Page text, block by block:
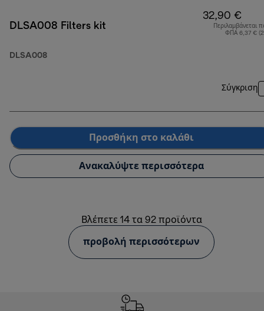
DLSA008 Filters kit
DLSA008
32,90 €
Περιλαμβάνεται
ΦΠΑ 6,37 €
Σύγκριση
Προσθήκη στο καλάθι
Ανακαλύψτε περισσότερα
Βλέπετε 14 τα 92 προϊόντα
προβολή περισσότερων